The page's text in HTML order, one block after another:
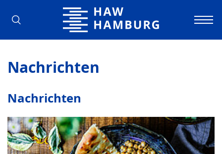
Hochschule für Angewandte
Nachrichten
Nachrichten